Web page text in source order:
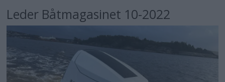
Arkiv
Video
Leder Båtmagasinet 10-2022